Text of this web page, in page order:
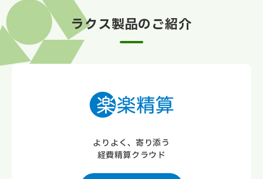
ラクス製品のご紹介
よりよく、寄り添う
経費精算クラウド